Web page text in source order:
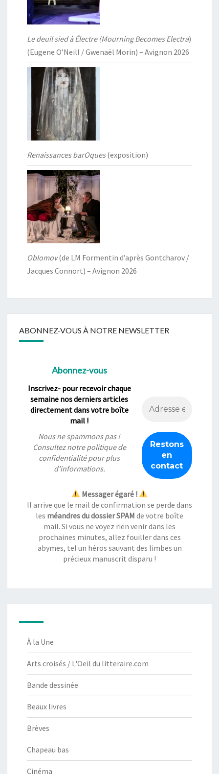
Le deuil sied à Électre (Mourning Becomes Electra)
(Eugene O’Neill / Gwenaël Morin) – Avignon 2026
Renaissances barOques(exposition)
Oblomov(de LM Formentin d’après Gontcharov /
Jacques Connort) – Avignon 2026
ABONNEZ-VOUS À NOTRE NEWSLETTER
Abonnez-vous
Inscrivez- pour recevoir chaque
semaine nos derniers articles
directement dans votre boîte
mail !
Nous ne spammons pas !
Consultez notrepolitique de
confidentialitépour plus
d’informations.
Messager égaré !
Il arrive que le mail de confirmation se perde dans
les méandres du dossier SPAM de votre boîte
mail. Si vous ne voyez rien venir dans les
prochaines minutes, allez fouiller dans ces
abymes, tel un héros sauvant des limbes un
précieux manuscrit disparu !
À la Une
Arts croisés / L'Oeil du litteraire.com
Bande dessinée
Beaux livres
Brèves
Chapeau bas
Cinéma